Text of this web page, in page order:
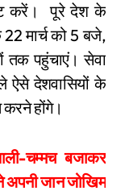
करें। पूरे देश के
मार्च को 5 बजे,
तक पहुंचाएं। सेवा
ऐसे देशवासियों के
करने होंगे।
चम्मच बजाकर
अपनी जान जोखिम